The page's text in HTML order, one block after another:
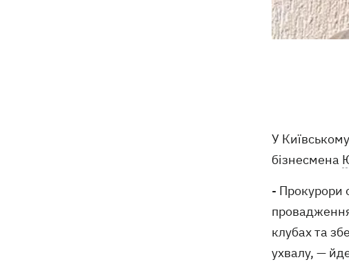
У
бізнесмена
- Прокурори
клубах та
ухвалу, —